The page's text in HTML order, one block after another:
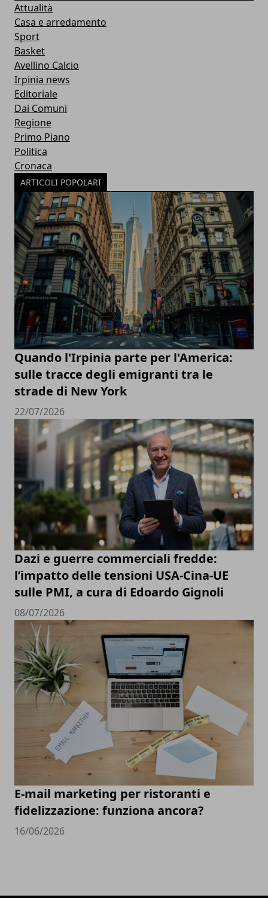
Attualità
Casa e arredamento
Sport
Basket
Avellino Calcio
Irpinia news
Editoriale
Dai Comuni
Regione
Primo Piano
Politica
Cronaca
ARTICOLI POPOLARI
Quando l'Irpinia parte per l'America:
sulle tracce degli emigranti tra le
strade di New York
22/07/2026
Dazi e guerre commerciali fredde:
l’impatto delle tensioni USA-Cina-UE
sulle PMI, a cura di Edoardo Gignoli
08/07/2026
E-mail marketing per ristoranti e
fidelizzazione: funziona ancora?
16/06/2026